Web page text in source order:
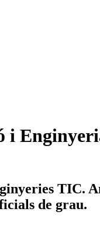
i
TIC.
de grau.